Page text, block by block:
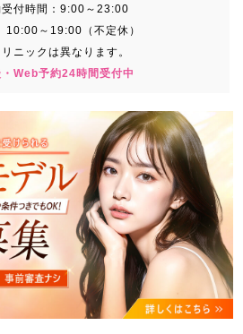
付時間： 9:00～23:00
10:00～19:00（不定休）
ニックは異なります。
Web予約24時間受付中